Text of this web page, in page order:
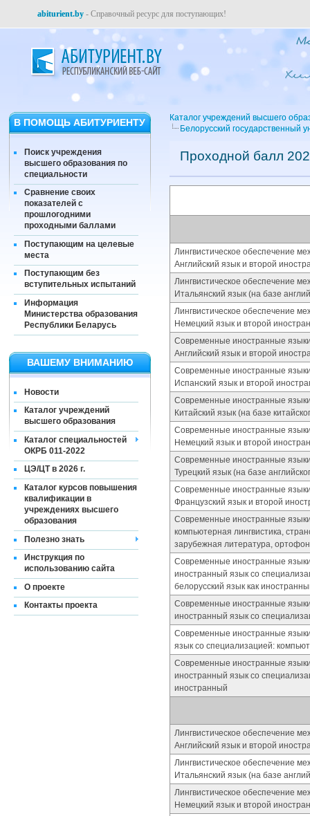
abiturient.by - Справочный ресурс для поступающих!
В ПОМОЩЬ АБИТУРИЕНТУ
Поиск учреждения
высшего образования по
специальности
Сравнение своих
показателей с
прошлогодними
проходными баллами
Поступающим на целевые
места
Поступающим без
вступительных испытаний
Информация
Министерства образования
Республики Беларусь
ВАШЕМУ ВНИМАНИЮ
Новости
Каталог учреждений
высшего образования
Каталог специальностей
ОКРБ 011-2022
ЦЭ/ЦТ в 2026 г.
Каталог курсов повышения
квалификации в
учреждениях высшего
образования
Полезно знать
Инструкция по
использованию сайта
О проекте
Контакты проекта
Каталог учреждений высшего
Белорусский государственный
Проходной балл
Лингвистическое обеспечение
Английский язык и второй
Лингвистическое обеспечение
Итальянский язык (на базе
Лингвистическое обеспечение
Немецкий язык и второй
Современные иностранные
Английский язык и второй
Современные иностранные
Испанский язык и второй
Современные иностранные
Китайский язык (на базе
Современные иностранные
Немецкий язык и второй
Современные иностранные
Турецкий язык (на базе
Современные иностранные
Французский язык и второй
Современные иностранные
компьютерная лингвистика,
зарубежная литература,
Современные иностранные языки
иностранный язык со
белорусский язык как
Современные иностранные языки
иностранный язык со
Современные иностранные
язык со специализацией:
Современные иностранные языки
иностранный язык со
иностранный
Лингвистическое обеспечение
Английский язык и второй
Лингвистическое обеспечение
Итальянский язык (на базе
Лингвистическое обеспечение
Немецкий язык и второй